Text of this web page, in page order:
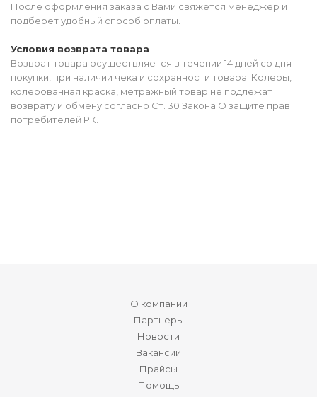
После оформления заказа с Вами свяжется менеджер и
подберёт удобный способ оплаты.
Условия возврата товара
Возврат товара осуществляется в течении 14 дней со дня
покупки, при наличии чека и сохранности товара. Колеры,
колерованная краска, метражный товар не подлежат
возврату и обмену согласно Ст. 30 Закона О защите прав
потребителей РК.
О компании
Партнеры
Новости
Вакансии
Прайсы
Помощь